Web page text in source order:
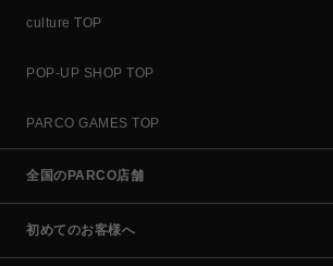
culture TOP
POP-UP SHOP TOP
PARCO GAMES TOP
全国のPARCO店舗
初めてのお客様へ